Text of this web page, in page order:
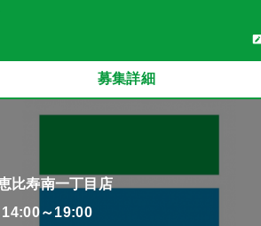
募集詳細
比寿南一丁目店
～19:00